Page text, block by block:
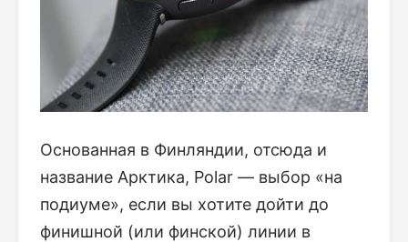
Основанная в Финляндии, отсюда и
название Арктика, Polar — выбор «на
подиуме», если вы хотите дойти до
финишной (или финской) линии в